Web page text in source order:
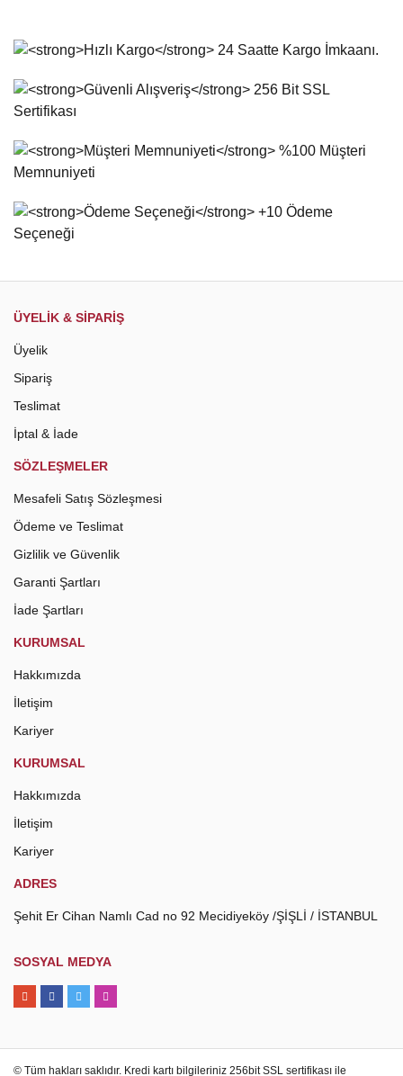
Görüş ve önerileriniz için teşekkür ederiz.
Ürün resmi kalitesiz, bozuk veya görüntülenemiyor.
Ürün açıklamasında eksik bilgiler bulunuyor.
Ürün fiyatı diğer sitelerden daha pahalı.
ÜYELİK & SİPARİŞ
Üyelik
Sipariş
Teslimat
İptal & İade
SÖZLEŞMELER
Mesafeli Satış Sözleşmesi
Ödeme ve Teslimat
Gizlilik ve Güvenlik
Garanti Şartları
İade Şartları
KURUMSAL
Hakkımızda
İletişim
Kariyer
KURUMSAL
Hakkımızda
İletişim
Kariyer
ADRES
Şehit Er Cihan Namlı Cad no 92 Mecidiyeköy /ŞİŞLİ / İSTANBUL
SOSYAL MEDYA
© Tüm hakları saklıdır. Kredi kartı bilgileriniz 256bit SSL sertifikası ile